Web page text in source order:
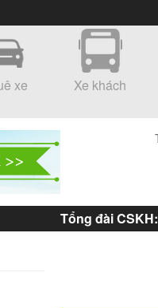
xe Xe khách
Tổng đài